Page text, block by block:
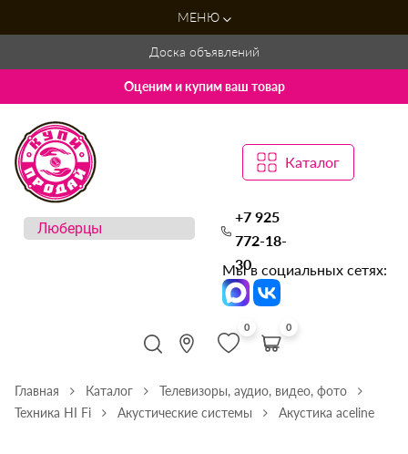
МЕНЮ
Доска объявлений
Оценим и купим ваш товар
Каталог
+7 925
772-18-
30
Мы в социальных сетях:
0 0
Главная Каталог
Телевизоры, аудио, видео, фото
Техника HI Fi
Акустические системы Акустика aceline